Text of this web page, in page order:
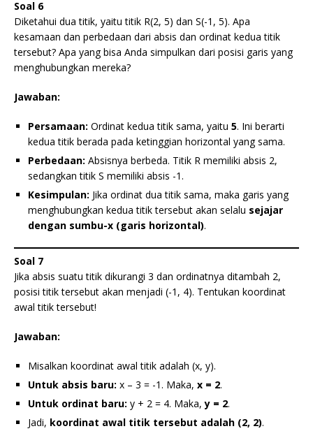
Soal 6
Diketahui dua titik, yaitu titik R(2, 5) dan S(-1, 5). Apa
kesamaan dan perbedaan dari absis dan ordinat kedua titik
tersebut? Apa yang bisa Anda simpulkan dari posisi garis yang
menghubungkan mereka?
Jawaban:
Persamaan: Ordinat kedua titik sama, yaitu 5. Ini berarti
kedua titik berada pada ketinggian horizontal yang sama.
Perbedaan: Absisnya berbeda. Titik R memiliki absis 2,
sedangkan titik S memiliki absis -1.
Kesimpulan: Jika ordinat dua titik sama, maka garis yang
menghubungkan kedua titik tersebut akan selalu sejajar
dengan sumbu-x (garis horizontal).
Soal 7
Jika absis suatu titik dikurangi 3 dan ordinatnya ditambah 2,
posisi titik tersebut akan menjadi (-1, 4). Tentukan koordinat
awal titik tersebut!
Jawaban:
Misalkan koordinat awal titik adalah (x, y).
Untuk absis baru: x – 3 = -1. Maka, x = 2.
Untuk ordinat baru: y + 2 = 4. Maka,y = 2.
Jadi, koordinat awal titik tersebut adalah (2, 2).